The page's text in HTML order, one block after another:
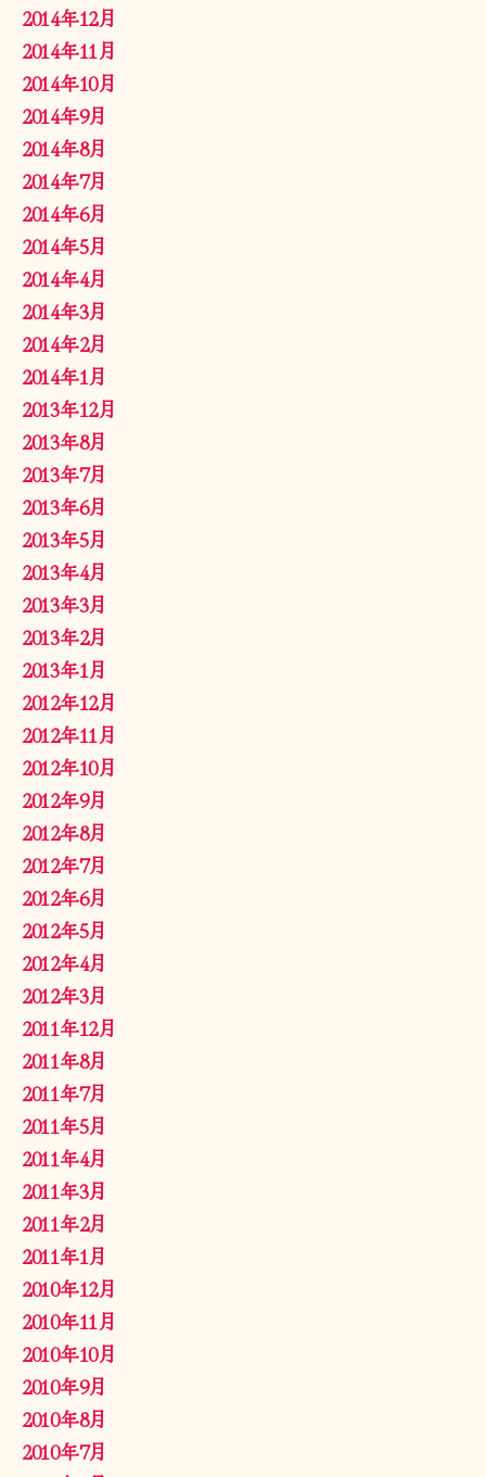
2014年12月
2014年11月
2014年10月
2014年9月
2014年8月
2014年7月
2014年6月
2014年5月
2014年4月
2014年3月
2014年2月
2014年1月
2013年12月
2013年8月
2013年7月
2013年6月
2013年5月
2013年4月
2013年3月
2013年2月
2013年1月
2012年12月
2012年11月
2012年10月
2012年9月
2012年8月
2012年7月
2012年6月
2012年5月
2012年4月
2012年3月
2011年12月
2011年8月
2011年7月
2011年5月
2011年4月
2011年3月
2011年2月
2011年1月
2010年12月
2010年11月
2010年10月
2010年9月
2010年8月
2010年7月